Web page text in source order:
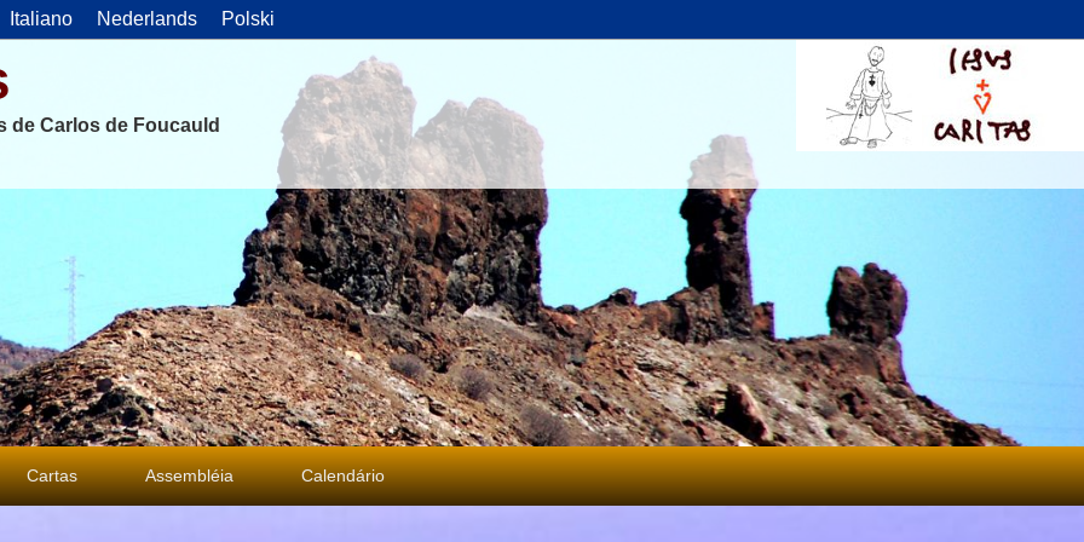
Italiano Nederlands Polski
de Carlos de Foucauld
Cartas Assembléia Calendário